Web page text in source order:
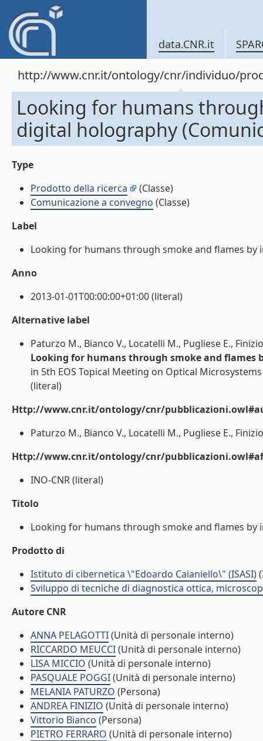
data.CNR.it
http://www.cnr.it/ontology/cnr/individuo/
Looking for humans
digital holography
Type
Prodotto della ricerca
(Classe)
Comunicazione a convegno (Classe)
Label
Looking for humans through smoke and flames
Anno
2013-01-01T00:00:00+01:00 (literal)
Alternative label
Paturzo M., Bianco V., Locatelli M., Pugliese E.,
Looking for humans through smoke and flames
in 5th EOS Topical Meeting on Optical
(literal)
Http://www.cnr.it/ontology/cnr/
Paturzo M., Bianco V., Locatelli M., Pugliese E.,
Http://www.cnr.it/ontology/cnr/
INO-CNR (literal)
Titolo
Looking for humans through smoke and flames
Prodotto di
Istituto di cibernetica \"Edoardo Caianiello\" (ISASI)
Sviluppo di tecniche di diagnostica ottica,
Autore CNR
ANNA PELAGOTTI(Unità di personale interno)
RICCARDO MEUCCI(Unità di personale interno)
LISA MICCIO (Unità di personale interno)
PASQUALE POGGI(Unità di personale interno)
MELANIA PATURZO (Persona)
ANDREA FINIZIO (Unità di personale interno)
Vittorio Bianco (Persona)
PIETRO FERRARO (Unità di personale interno)